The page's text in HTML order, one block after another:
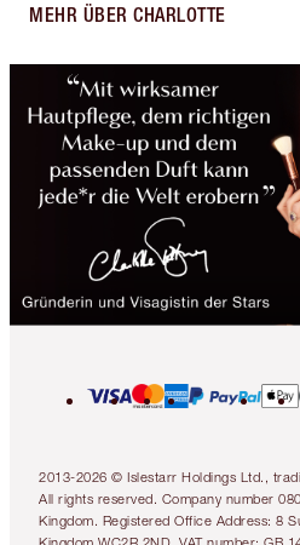
MEHR ÜBER CHARLOTTE
2013-2026 © Islestarr Holdings Ltd.,
All rights reserved. Company number
Kingdom. Registered Office Address: 8